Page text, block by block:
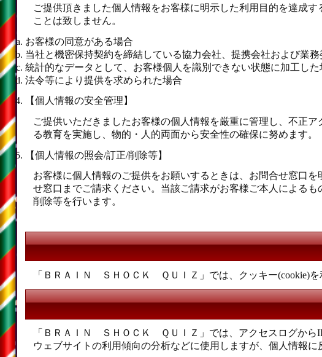
ご提供頂きました個人情報をお客様に明示した利用目的を達成
ことは致しません。
お客様の同意がある場合
当社と機密保持契約を締結している協力会社、提携会社および業
統計的なデータとして、お客様個人を識別できない状態に加工した
法令等により提供を求められた場合
【個人情報の安全管理】
ご提供いただきましたお客様の個人情報を厳重に管理し、不正
る教育を実施し、物的・人的両面から安全性の確保に努めます。
【個人情報の照会/訂正/削除等】
お客様に個人情報のご提供をお願いするときは、お問合せ窓口
せ窓口までご請求ください。当該ご請求がお客様ご本人による
削除等を行います。
「ＢＲＡＩＮ ＳＨＯＣＫ ＱＵＩＺ」では、クッキー(cookie)を
「ＢＲＡＩＮ ＳＨＯＣＫ ＱＵＩＺ」では、アクセスログから
ウェブサイトの利用傾向の分析などに使用しますが、個人情報に